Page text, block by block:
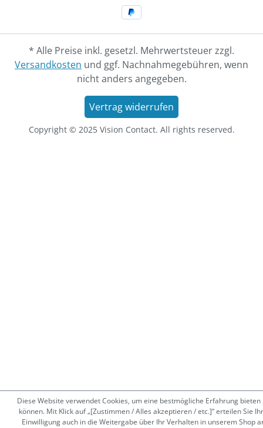
* Alle Preise inkl. gesetzl. Mehrwertsteuer zzgl.
Versandkosten und ggf. Nachnahmegebühren, wenn
nicht anders angegeben.
Vertrag widerrufen
Copyright © 2025 Vision Contact. All rights reserved.
Diese Website verwendet Cookies, um eine bestmögliche Erfahrung bieten
können. Mit Klick auf „[Zustimmen / Alles akzeptieren / etc.]“ erteilen Sie
Einwilligung auch in die Weitergabe über Ihr Verhalten in unserem Shop